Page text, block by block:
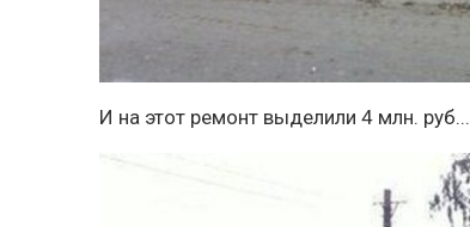
И на этот ремонт выделили 4 млн. руб...